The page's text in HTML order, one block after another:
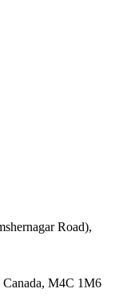
Road),
M4C 1M6